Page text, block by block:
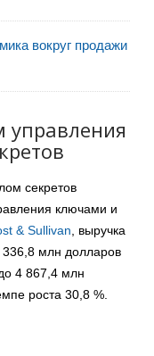
вокруг продажи
управления
секретов
ключами и
& Sullivan, выручка
336,8 млн долларов
4 867,4 млн
роста 30,8 %.